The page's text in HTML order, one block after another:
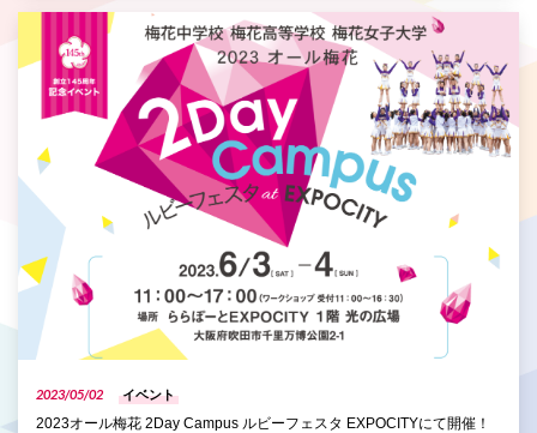
2023/05/02 イベント
2023オール梅花 2Day Campus ルビーフェスタ EXPOCITYにて開催！